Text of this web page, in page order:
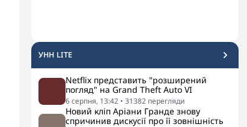
УНН LITE
Netflix представить "розширений
погляд" на Grand Theft Auto VI
6 серпня, 13:42 • 31382 перегляди
Новий кліп Аріани Гранде знову
спричинив дискусії про її зовнішність